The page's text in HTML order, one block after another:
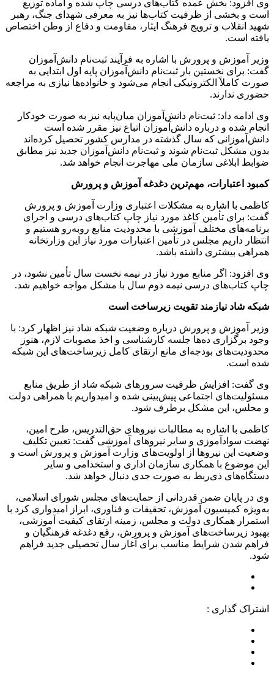
وی افزود: بخش عمده کتاب‌های درسی چاپ شده و آماده توزیع
است و بخشی از ظرفیت کتاب‌ها نیز به معرفی شهدای جنگ، رهبر
شهید انقلاب و ترویج فرهنگ ایثار، مقاومت و دفاع از وطن اختصاص
یافته است.
وزیر آموزش و پرورش با اشاره به فرآیند ثبت‌نام دانش‌آموزان
گفت: برای نخستین بار ثبت‌نام دانش‌آموزان پایه اول ابتدایی به
صورت کاملاً الکترونیکی انجام می‌شود و خانواده‌ها نیازی به مراجعه
حضوری ندارند.
وی ادامه داد: ثبت‌نام دانش‌آموزان میان‌پایه نیز به صورت خودکار
انجام شده و درباره دانش‌آموزان اتباع نیز مقرر شده است
دانش‌آموزانی که سال گذشته در مدارس کشور تحصیل کرده‌اند
بدون مشکل ثبت‌نام شوند و ثبت‌نام دانش‌آموزان جدید نیز مطابق
ضوابط ابلاغی سازمان ملی مهاجرت انجام خواهد شد.
کمبود اعتبارات، مهم‌ترین دغدغه آموزش و پرورش
کاظمی با اشاره به مشکلات اعتباری وزارت آموزش و پرورش
گفت: برای تأمین کاغذ مورد نیاز چاپ کتاب‌های درسی و اجرای
برنامه‌های مختلف آموزشی با محدودیت منابع روبه‌رو هستیم و
انتظار داریم مجلس در تأمین اعتبارات مورد نیاز این وزارتخانه
همراهی بیشتری داشته باشد.
وی افزود: اگر منابع مورد نیاز در نیمه نخست سال تأمین نشود، در
چاپ کتاب‌های درسی نیمه دوم سال با مشکل مواجه خواهیم شد.
شبکه شاد نیازمند تقویت زیرساخت است
وزیر آموزش و پرورش درباره وضعیت شبکه شاد نیز اظهار کرد: با
وجود برگزاری ده‌ها جلسه کارشناسی و اخذ مصوبات لازم، هنوز
محدودیت‌های بودجه‌ای مانع ارتقای کامل زیرساخت‌های این شبکه
شده است.
وی گفت: افزایش ظرفیت سرورهای شبکه شاد از طریق منابع
مسئولیت‌های اجتماعی پیش‌بینی شده و امیدواریم با همراهی دولت
و مجلس، این مشکل برطرف شود.
کاظمی با اشاره به مطالبات نیروهای حق‌التدریس، طرح امین،
نهضت سوادآموزی و سایر نیروهای آموزشی گفت: تعیین تکلیف
وضعیت این نیروها از اولویت‌های وزارت آموزش و پرورش است و
این موضوع با همکاری سازمان اداری و استخدامی و سایر
دستگاه‌های ذی‌ربط به صورت جدی دنبال خواهد شد.
وی در پایان ضمن قدردانی از حمایت‌های مجلس شورای اسلامی،
به‌ویژه کمیسیون آموزش، تحقیقات و فناوری، ابراز امیدواری کرد با
استمرار همکاری دولت و مجلس، زمینه ارتقای کیفیت آموزشی،
بهبود زیرساخت‌های آموزش و پرورش، رفع دغدغه فرهنگیان و
فراهم شدن شرایط مناسب برای آغاز سال تحصیلی جدید فراهم
شود.
اشتراک گذاری :